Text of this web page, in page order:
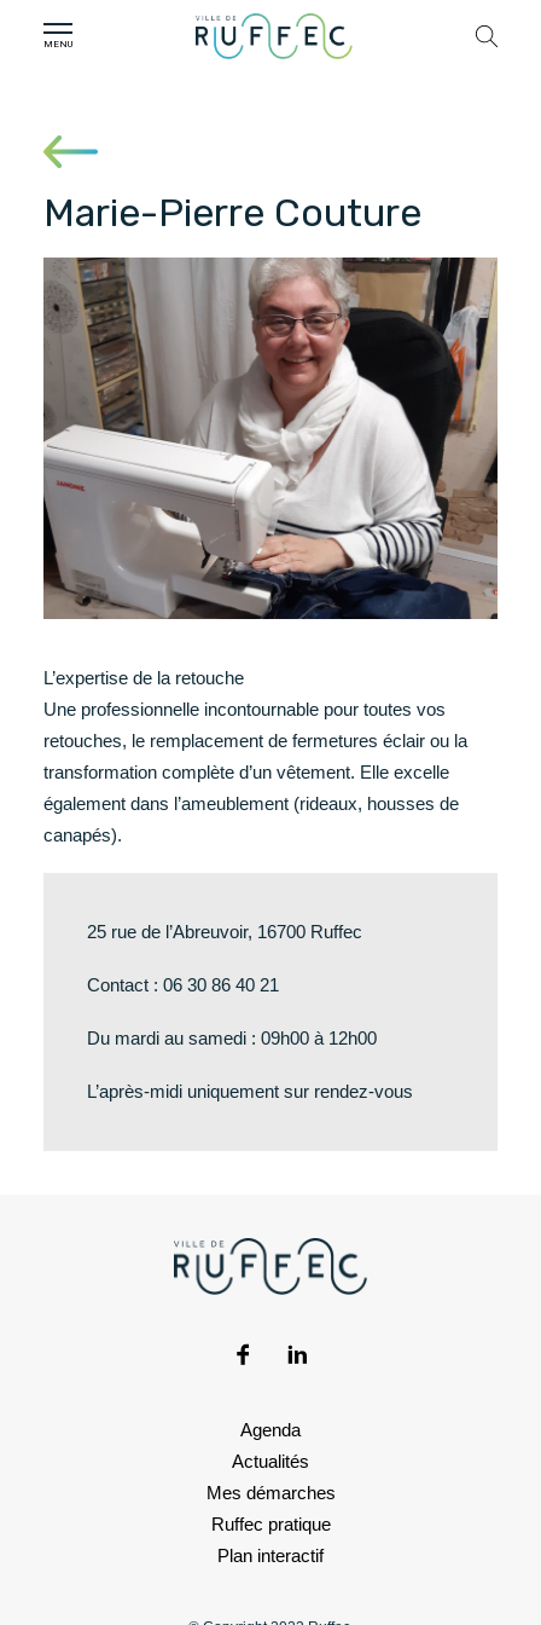
Marie-Pierre Couture
L’expertise de la retouche
Une professionnelle incontournable pour toutes vos
retouches, le remplacement de fermetures éclair ou la
transformation complète d’un vêtement. Elle excelle
également dans l’ameublement (rideaux, housses de
canapés).
25 rue de l’Abreuvoir, 16700 Ruffec
Contact : 06 30 86 40 21
Du mardi au samedi : 09h00 à 12h00
L’après-midi uniquement sur rendez-vous
Agenda
Actualités
Mes démarches
Ruffec pratique
Plan interactif